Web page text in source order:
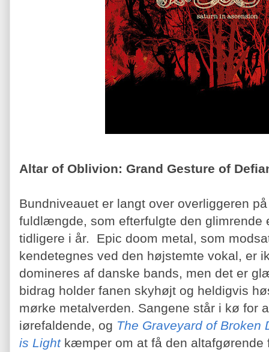
Altar of Oblivion: Grand Gesture of
Bundniveauet er langt over overliggeren
fuldlængde, som efterfulgte den glimrende
tidligere i år. Epic doom metal, som
kendetegnes ved den højstemte vokal, er
domineres af danske bands, men det er
bidrag holder fanen skyhøjt og heldigvis
mørke metalverden. Sangene står i kø for
iørefaldende, og The Graveyard of Broken
is Lightkæmper om at få den altafgørende